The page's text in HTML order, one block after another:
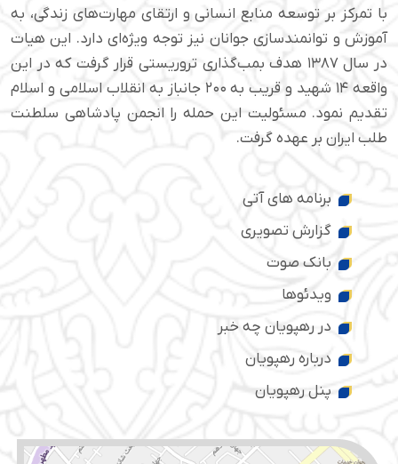
با تمرکز بر توسعه منابع انسانی و ارتقای مهارت‌های زندگی، به
آموزش و توانمندسازی جوانان نیز توجه ویژه‌ای دارد. این هیات
در سال ۱۳۸۷ هدف بمب‌گذاری تروریستی قرار گرفت که در این
واقعه ۱۴ شهید و قریب به ۲۰۰ جانباز به انقلاب اسلامی و اسلام
تقدیم نمود. مسئولیت این حمله را انجمن پادشاهی سلطنت
طلب ایران بر عهده گرفت.
برنامه های آتی
گزارش تصویری
بانک صوت
ویدئوها
در رهپویان چه خبر
درباره رهپویان
پنل رهپویان